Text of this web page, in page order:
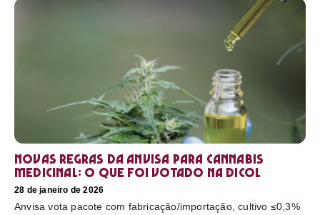
Novas regras da Anvisa para cannabis
medicinal: o que foi votado na Dicol
28 de janeiro de 2026
Anvisa vota pacote com fabricação/importação, cultivo ≤0,3%